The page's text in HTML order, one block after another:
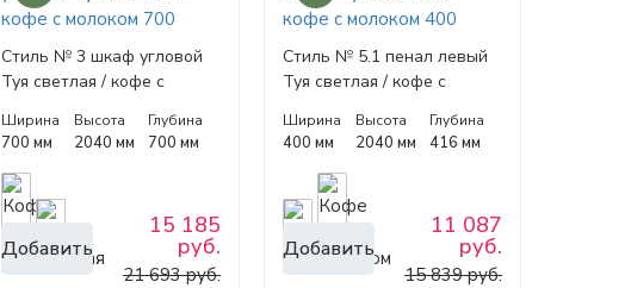
Стиль № 3 шкаф угловой
Туя светлая / кофе с
Ширина
700 мм
Высота
2040 мм
Глубина
700 мм
Добавить
15 185
руб.
21 693 руб.
Стиль № 5.1 пенал левый
Туя светлая / кофе с
Ширина
400 мм
Высота
2040 мм
Глубина
416 мм
Добавить
11 087
руб.
15 839 руб.